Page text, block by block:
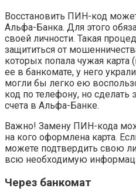
Восстановить ПИН-код
Альфа-Банка. Для этого
своей личности. Такая
защититься от
которых попала чужая
ее в банкомате, у него
могли бы легко ею
код по телефону, но
счета в Альфа-Банке.
Важно! Замену ПИН-кода
на кого оформлена карта.
можете подтвердить свою
всю необходимую
Через банкомат